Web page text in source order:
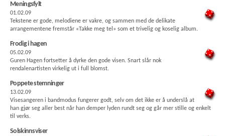
Meningsfylt
01.02.09
Tekstene er gode, melodiene er vakre, og sammen med de delikate
arrangementene fremstår «Takke meg tel» som et trivelig og koselig album.
Frodig i hagen
05.02.09
Guren Hagen fortsetter å dyrke den gode visen. Snart slår nok
rendalenartisten virkelig ut i full blomst.
Poppete stemninger
13.02.09
Visesangeren i bandmodus fungerer godt, selv om det ikke er å underslå at
han gjør seg aller best når han demper lyden rundt seg og går mer stille og enkelt
til verks.
Solskinnsviser